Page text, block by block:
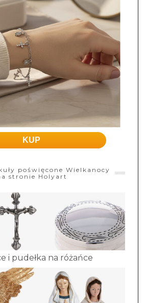
KUP
poświęcone Wielkanocy
stronie Holyart
i pudełka na różańce